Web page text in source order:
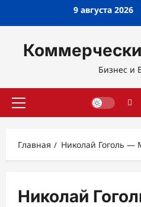
9 августа 2026
Бизнес и
Основное
Главная Николай Гоголь
Николай